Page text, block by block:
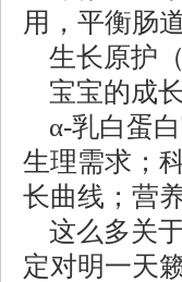
用，平衡肠
生长原护
宝宝的成
α-乳白蛋白
生理需求；
长曲线；营
这么多关
定对明一天